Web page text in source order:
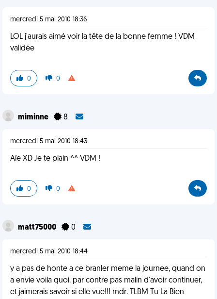
mercredi 5 mai 2010 18:36
LOL j'aurais aimé voir la tête de la bonne femme ! VDM
validée
0 0
miminne 8
mercredi 5 mai 2010 18:43
Aïe XD Je te plain ^^ VDM !
0 0
matt75000 0
mercredi 5 mai 2010 18:44
y a pas de honte a ce branler meme la journee, quand on
a envie voila quoi. par contre pas malin d'avoir continuer,
et jaimerais savoir si elle vue!!! mdr. TLBM Tu La Bien